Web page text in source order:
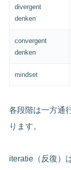
divergent
denken
convergent
denken
mindset
各段階は一方通
ります。
iteratie（反復）